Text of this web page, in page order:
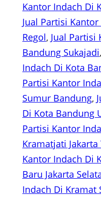
Kantor Indach Di
Jual Partisi
Regol, Jual Partisi
Bandung Sukajadi,
Indach Di Kota
Partisi Kantor
Sumur Bandung,
Di Kota Bandung
Partisi Kantor
Kramatjati
Kantor Indach Di
Baru Jakarta
Indach Di Kramat